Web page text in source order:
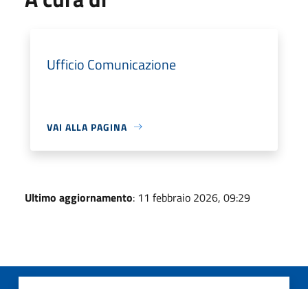
Ufficio Comunicazione
VAI ALLA PAGINA
Ultimo aggiornamento: 11 febbraio 2026, 09:29